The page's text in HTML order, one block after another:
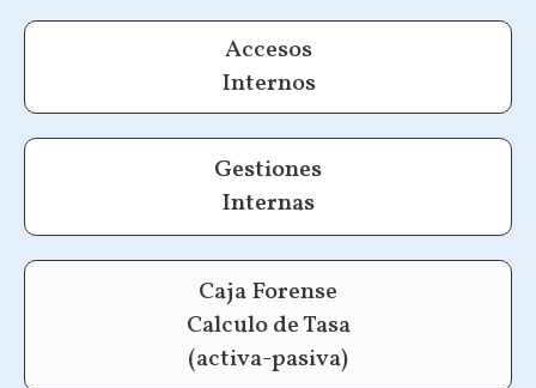
Accesos
Internos
Gestiones
Internas
Caja Forense
Calculo de Tasa
(activa-pasiva)